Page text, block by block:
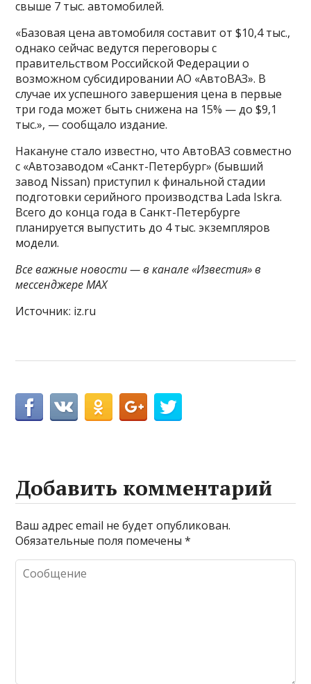
свыше 7 тыс. автомобилей.
«Базовая цена автомобиля составит от $10,4 тыс.,
однако сейчас ведутся переговоры с
правительством Российской Федерации о
возможном субсидировании АО «АвтоВАЗ». В
случае их успешного завершения цена в первые
три года может быть снижена на 15% — до $9,1
тыс.», — сообщало издание.
Накануне стало известно, что АвтоВАЗ совместно
с «Автозаводом «Санкт-Петербург» (бывший
завод Nissan) приступил к финальной стадии
подготовки серийного производства Lada Iskra.
Всего до конца года в Санкт-Петербурге
планируется выпустить до 4 тыс. экземпляров
модели.
Все важные новости — в канале «Известия» в
мессенджере МАХ
Источник: iz.ru
Добавить комментарий
Ваш адрес email не будет опубликован.
Обязательные поля помечены*